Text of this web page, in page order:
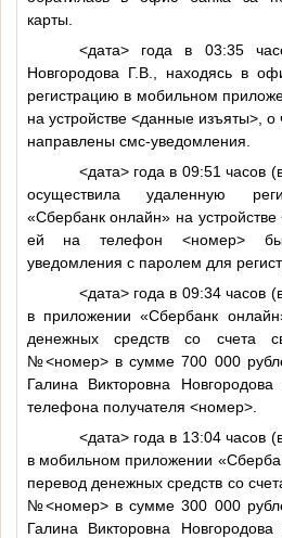
карты.
<дата>года в 03:35
Новгородова Г.В., находясь в
регистрацию в мобильном
на устройстве <данные изъяты>, о
направлены смс-уведомления.
<дата>года в 09:51 часов
осуществила удаленную
«Сбербанк онлайн» на устройстве
ей на телефон <номер>
уведомления с паролем для
<дата>года в 09:34 часов
в приложении «Сбербанк
денежных средств со счета
№<номер>в сумме 700 000
Галина Викторовна
телефона получателя <номер>.
<дата>года в 13:04 часов
в мобильном приложении
перевод денежных средств со
№<номер>в сумме 300 000
Галина Викторовна